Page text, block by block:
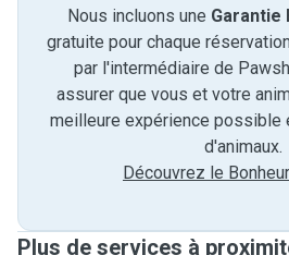
Nous incluons une Garantie
gratuite pour chaque
par l'intermédiaire de
assurer que vous et votre
meilleure expérience possible
d'animaux.
Découvrez le
Plus de services à